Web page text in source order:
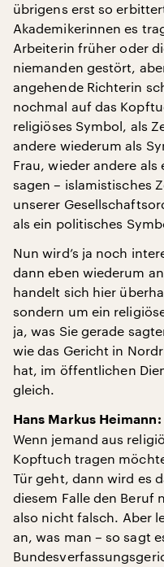
übrigens erst so
Akademikerinnen es
Arbeiterin früher oder
niemanden gestört,
angehende Richterin
nochmal auf das
religiöses Symbol, als
andere wiederum als
Frau, wieder andere als
sagen – islamistisches
unserer
als ein politisches
Nun wird’s ja noch
dann eben wiederum
handelt sich hier
sondern um ein
ja, was Sie gerade
wie das Gericht in
hat, im öffentlichen
gleich.
Hans Markus Heimann:
Wenn jemand aus
Kopftuch tragen
Tür geht, dann wird es
diesem Falle den Beruf
also nicht falsch. Aber
an, was man – so sagt